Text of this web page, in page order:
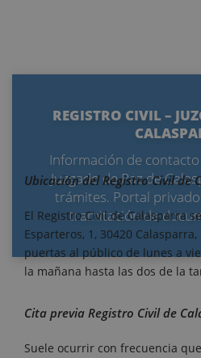
REGISTRO CIVIL –
Información de
Juzgado de Paz de
trámites. Portal
tramitación de
Ubicación del Registro Civil de
El Registro Civil de Calasparra
Esparteros, 1, 30420 Calasparra,
puertas al público de lunes a
la mañana hasta las dos de la
Cita previa Registro Civil de
Suele ocurrir con frecuencia